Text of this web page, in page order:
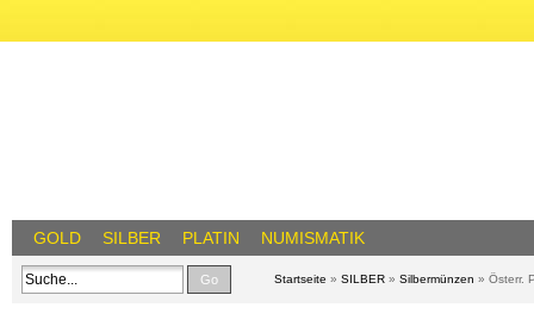
GOLD SILBER PLATIN NUMISMATIK
Go Startseite » SILBER » Silbermünzen » Österr.